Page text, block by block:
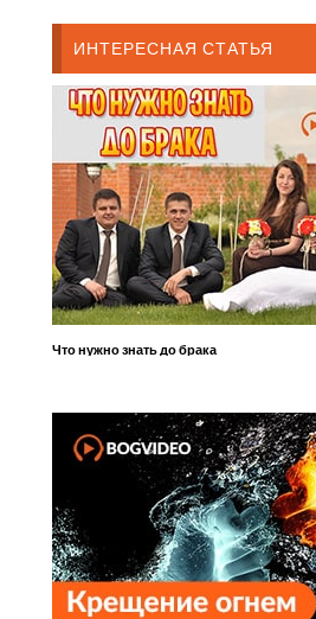
ИНТЕРЕСНАЯ СТАТЬЯ
Что нужно знать до брака